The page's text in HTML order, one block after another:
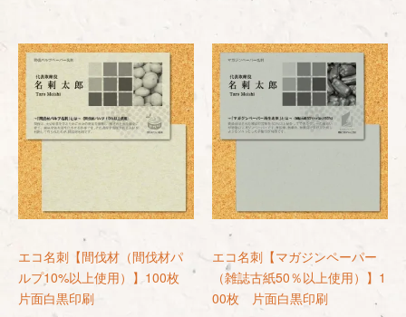
エコ名刺【間伐材（間伐材パ
ルプ10%以上使用）】100枚
片面白黒印刷
エコ名刺【マガジンペーパー
（雑誌古紙50％以上使用）】1
00枚 片面白黒印刷